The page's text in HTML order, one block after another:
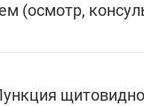
(осмотр,